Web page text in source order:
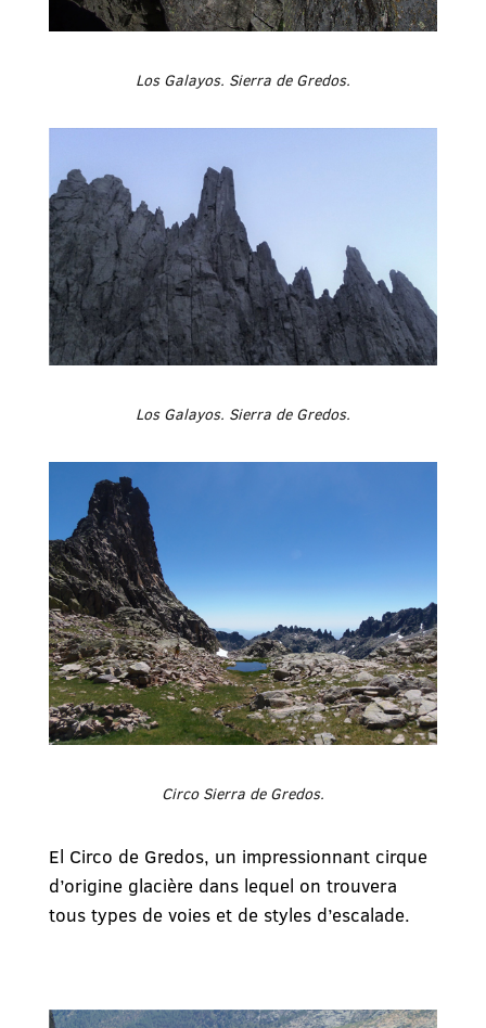
Los Galayos. Sierra de Gredos.
Los Galayos. Sierra de Gredos.
Circo Sierra de Gredos.
El Circo de Gredos, un impressionnant cirque
d’origine glacière dans lequel on trouvera
tous types de voies et de styles d’escalade.